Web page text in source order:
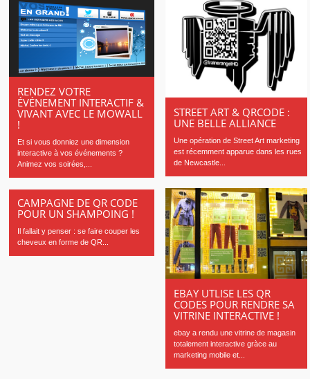
RENDEZ VOTRE
ÉVÉNEMENT INTERACTIF &
VIVANT AVEC LE MOWALL
!
Et si vous donniez une dimension
interactive à vos événements ?
Animez vos soirées,...
STREET ART & QRCODE :
UNE BELLE ALLIANCE
Une opération de Street Art marketing
est récemment apparue dans les rues
de Newcastle...
EBAY UTLISE LES QR
CODES POUR RENDRE SA
VITRINE INTERACTIVE !
ebay a rendu une vitrine de magasin
totalement interactive gràce au
marketing mobile et...
CAMPAGNE DE QR CODE
POUR UN SHAMPOING !
Il fallait y penser : se faire couper les
cheveux en forme de QR...